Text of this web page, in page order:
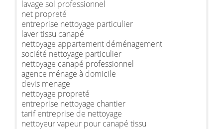
lavage sol professionnel
net propreté
entreprise nettoyage particulier
laver tissu canapé
nettoyage appartement déménagement
société nettoyage particulier
nettoyage canapé professionnel
agence ménage à domicile
devis menage
nettoyage propreté
entreprise nettoyage chantier
tarif entreprise de nettoyage
nettoyeur vapeur pour canapé tissu